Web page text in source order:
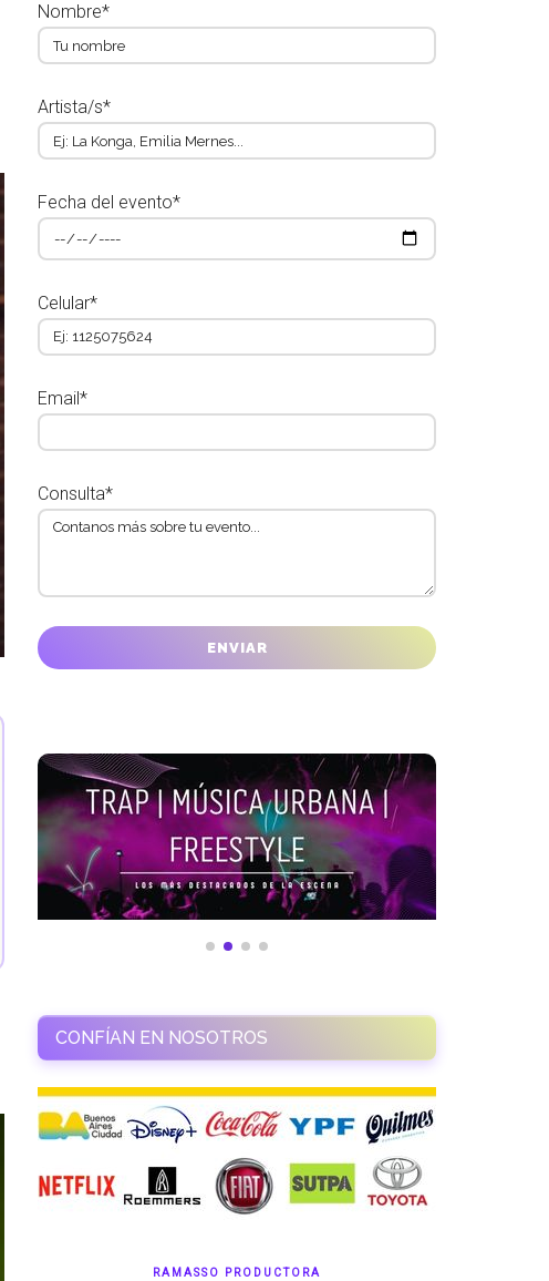
Nombre*
Artista/s*
Fecha del evento*
Celular*
Email*
Consulta*
CONFÍAN EN NOSOTROS
RAMASSO PRODUCTORA